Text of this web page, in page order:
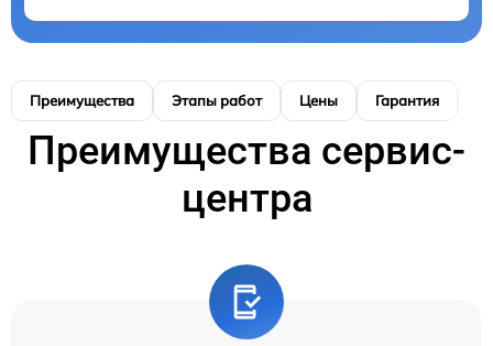
Преимущества Этапы работ Цены Гарантия
Преимущества сервис-
центра